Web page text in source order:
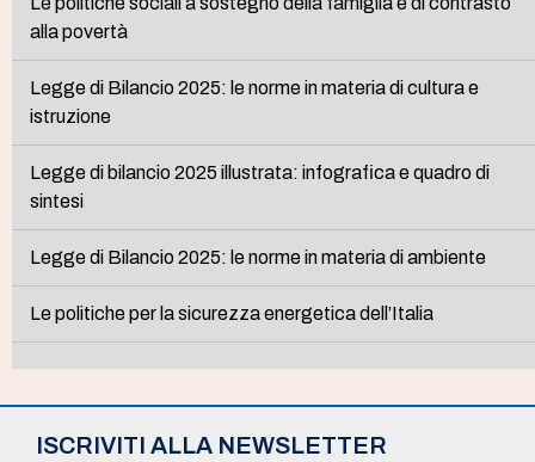
alla povertà
Legge di Bilancio 2025: le norme in materia di cultura e
istruzione
Legge di bilancio 2025 illustrata: infografica e quadro di
sintesi
Legge di Bilancio 2025: le norme in materia di ambiente
Le politiche per la sicurezza energetica dell’Italia
ISCRIVITI ALLA NEWSLETTER